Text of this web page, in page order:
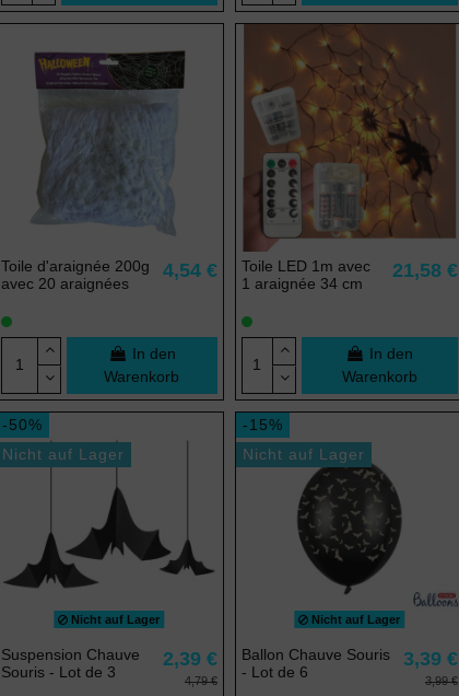
Toile d'araignée 200g
avec 20 araignées
4,54 €
In den
Warenkorb
Toile LED 1m avec
1 araignée 34 cm
21,58 €
In den
Warenkorb
-50%
Nicht auf Lager
Nicht auf Lager
Suspension Chauve
Souris - Lot de 3
2,39 €
4,79 €
-15%
Nicht auf Lager
Nicht auf Lager
Ballon Chauve Souris
- Lot de 6
3,39 €
3,99 €